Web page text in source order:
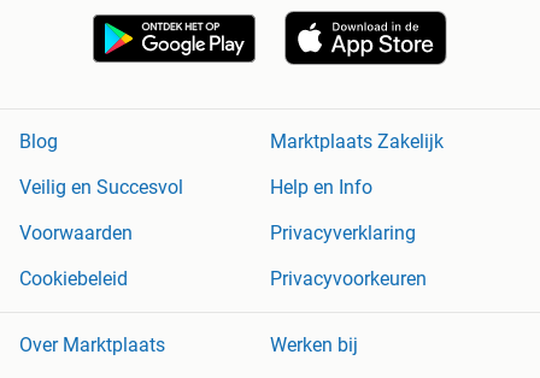
Blog
Marktplaats Zakelijk
Veilig en Succesvol
Help en Info
Voorwaarden
Privacyverklaring
Cookiebeleid
Privacyvoorkeuren
Over Marktplaats
Werken bij